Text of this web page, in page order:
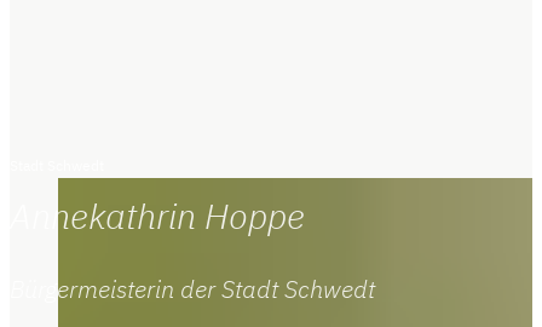
Annekathrin Hoppe
Bürgermeisterin der Stadt Schwedt